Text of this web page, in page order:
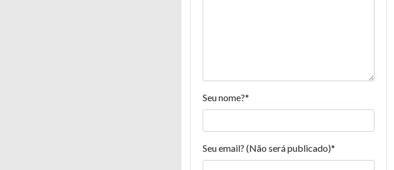
Seu nome?*
Seu email? (Não será publicado)*